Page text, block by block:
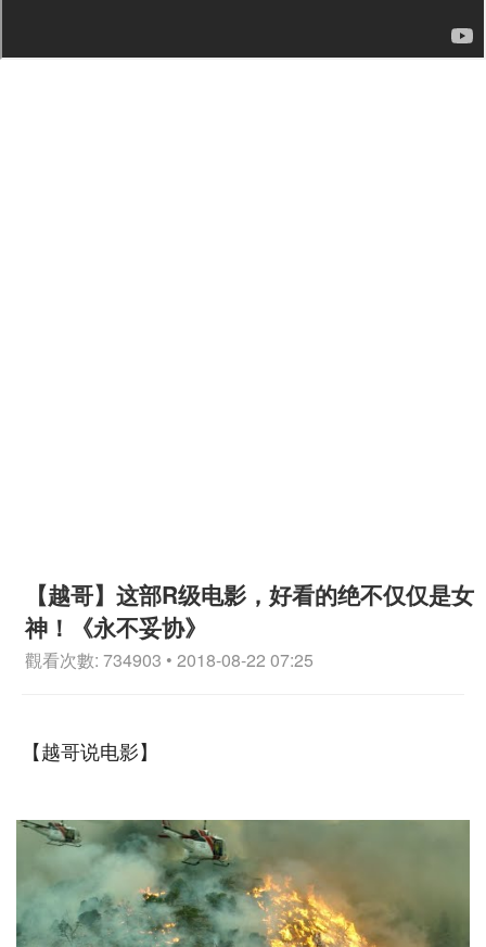
【越哥】这部R级电影，好看的绝不仅仅是女
神！《永不妥协》
觀看次數: 734903 • 2018-08-22 07:25
【越哥说电影】